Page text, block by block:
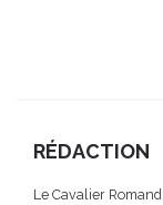
RÉDACTION
Le Cavalier Romand